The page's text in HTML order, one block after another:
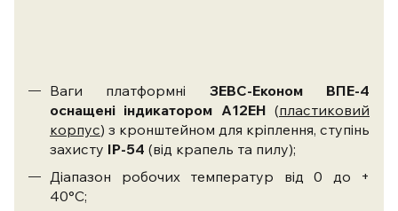
Ваги платформні ЗЕВС-Економ ВПЕ-4
оснащені індикатором А12ЕН (пластиковий
корпус) з кронштейном для кріплення, ступінь
захисту IP-54 (від крапель та пилу);
Діапазон робочих температур від 0 до +
40°С;